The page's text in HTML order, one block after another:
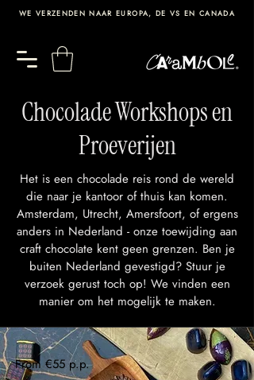
WE VERZENDEN NAAR EUROPA, DE VS EN CANADA
Chocolade Workshops en
Proeverijen
Het is een chocolade reis rond de wereld
die naar je kantoor of thuis kan komen.
Amsterdam, Utrecht, Amersfoort, of ergens
anders in Nederland - onze toewijding aan
craft chocolate kent geen grenzen. Ben je
buiten Nederland gevestigd? Stuur je
verzoek gerust toch op! We vinden een
manier om het mogelijk te maken.
From €55 p.p.